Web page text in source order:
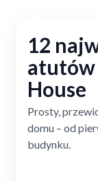
12
atutów
House
Prosty,
domu – od
budynku.